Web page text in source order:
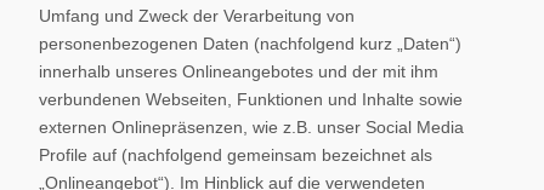
Umfang und Zweck der Verarbeitung von
personenbezogenen Daten (nachfolgend kurz „Daten“)
innerhalb unseres Onlineangebotes und der mit ihm
verbundenen Webseiten, Funktionen und Inhalte sowie
externen Onlinepräsenzen, wie z.B. unser Social Media
Profile auf (nachfolgend gemeinsam bezeichnet als
„Onlineangebot“). Im Hinblick auf die verwendeten